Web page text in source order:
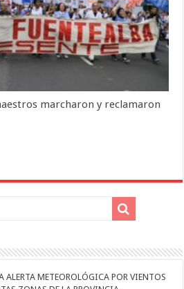
marcharon y reclamaron
ALERTA METEOROLÓGICA POR VIENTOS